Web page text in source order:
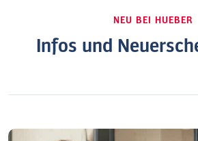
NEU BEI HUEBER
Infos und